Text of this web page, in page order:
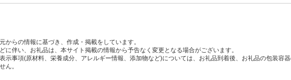
からの情報に基づき、作成・掲載をしています。
に伴い、お礼品は、本サイト掲載の情報から予告なく変更となる場合がございます。
示事項(原材料、栄養成分、アレルギー情報、添加物など)については、お礼品到着後、お礼品の包装容器
ん。